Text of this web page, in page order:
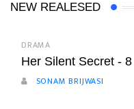
NEW REALESED
DRAMA
Her Silent Secret - 8
SONAM BRIJWASI